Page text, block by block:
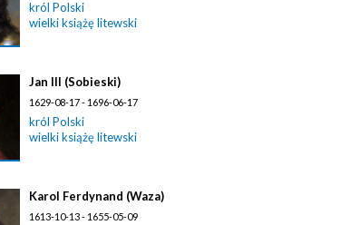
król Polski
wielki książę litewski
Jan III (Sobieski)
1629-08-17 - 1696-06-17
król Polski
wielki książę litewski
Karol Ferdynand (Waza)
1613-10-13 - 1655-05-09